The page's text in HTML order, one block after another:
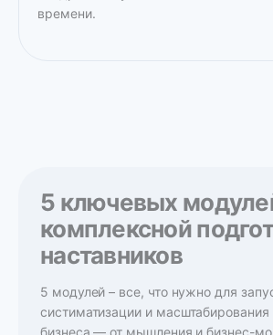
времени.
5 ключевых
комплексной
наставников
5 модулей – все, что нужно для
систиматизации и масштабирования
бизнеса — от мышления и бизнес-